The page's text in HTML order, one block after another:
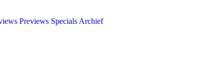
Previews Specials Archief